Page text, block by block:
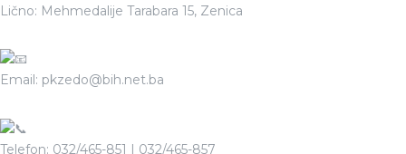
Lično: Mehmedalije Tarabara 15, Zenica
Email: pkzedo@bih.net.ba
Telefon: 032/465-851 | 032/465-857